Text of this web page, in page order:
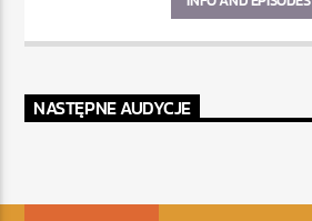
NASTĘPNE AUDYCJE